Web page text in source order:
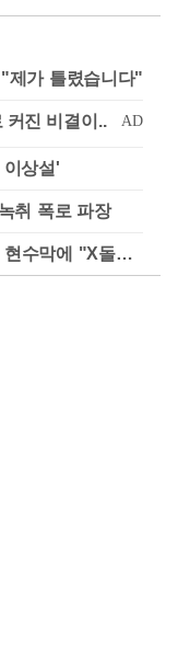
제가 틀렸습니다"
상설'
취 폭로 파장
김희철, 거꾸로 걸린 광복절 태극기 현수막에 "X돌았네"